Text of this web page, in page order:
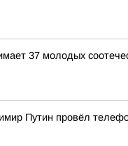
37 молодых
Путин провёл